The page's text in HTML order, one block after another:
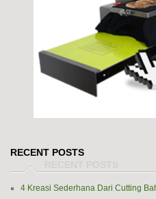
RECENT POSTS
4 Kreasi Sederhana Dari Cutting